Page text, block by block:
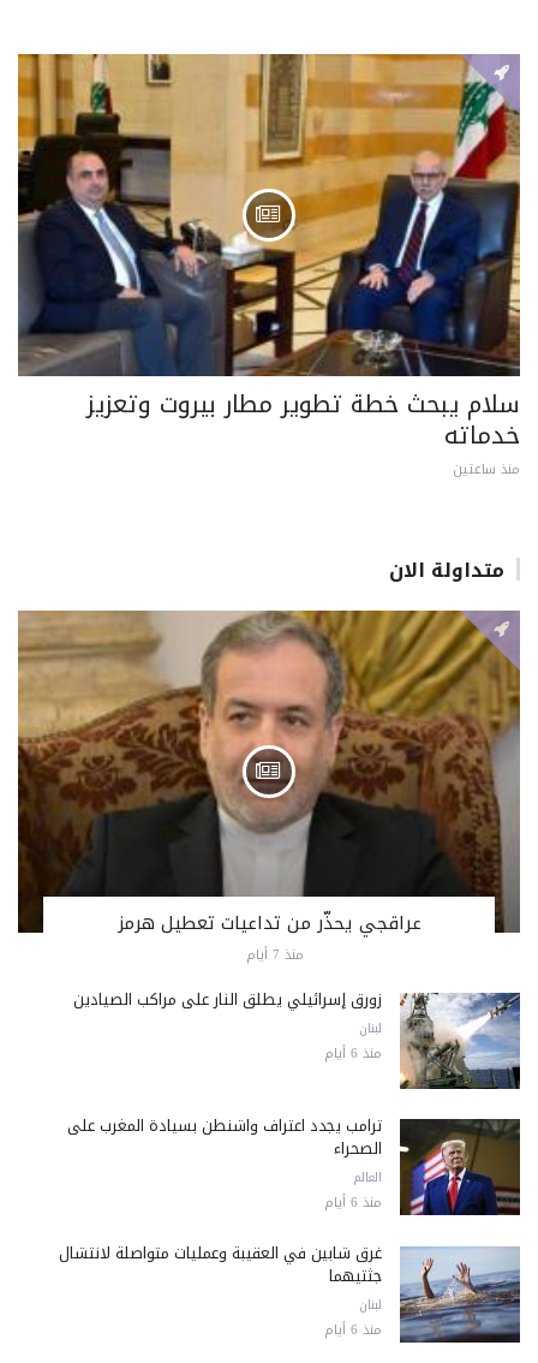
سلام يبحث خطة تطوير مطار بيروت وتعزيز
خدماته
منذ ساعتين
متداولة الان
عراقجي يحذّر من تداعيات تعطيل هرمز
منذ 7 أيام
زورق إسرائيلي يطلق النار على مراكب الصيادين
لبنان
منذ 6 أيام
ترامب يجدد اعتراف واشنطن بسيادة المغرب على
الصحراء
العالم
منذ 6 أيام
غرق شابين في العقيبة وعمليات متواصلة لانتشال
جثتيهما
لبنان
منذ 6 أيام